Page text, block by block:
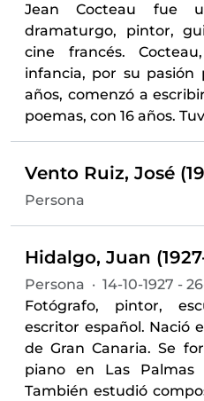
Jean Cocteau fue
dramaturgo, pintor,
cine francés.
infancia, por su pasión
años, comenzó a
poemas, con 16 años.
Vento Ruiz, José
Persona
Hidalgo, Juan
Persona · 14-10-1927 -
Fotógrafo, pintor,
escritor español. Nació
de Gran Canaria. Se
piano en Las
También estudió